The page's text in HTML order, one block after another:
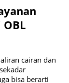
cairan dan
bisa berarti